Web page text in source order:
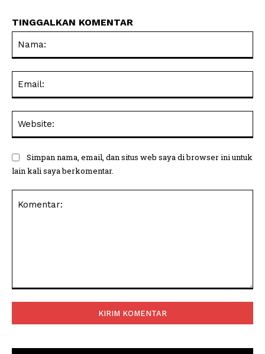
TINGGALKAN KOMENTAR
Simpan nama, email, dan situs web saya di browser ini untuk
lain kali saya berkomentar.